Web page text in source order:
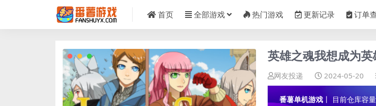
首页 全部游戏 热门游戏 更新记录 订单
英雄之魂我想成为英
网友投递 2024-05-20
番薯单机游戏 丨 目前仓库容